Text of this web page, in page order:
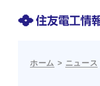
ホーム > ニュース